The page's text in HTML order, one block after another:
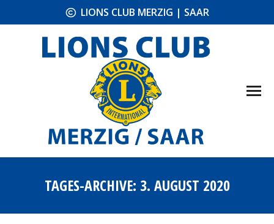
LIONS CLUB MERZIG | SAAR
TAGES-ARCHIVE: 3. AUGUST 2020